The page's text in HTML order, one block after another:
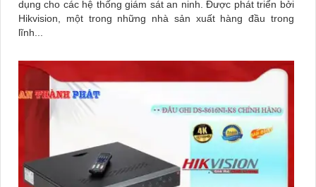
dụng cho các hệ thống giám sát an ninh. Được phát triển bởi
Hikvision, một trong những nhà sản xuất hàng đầu trong
lĩnh...